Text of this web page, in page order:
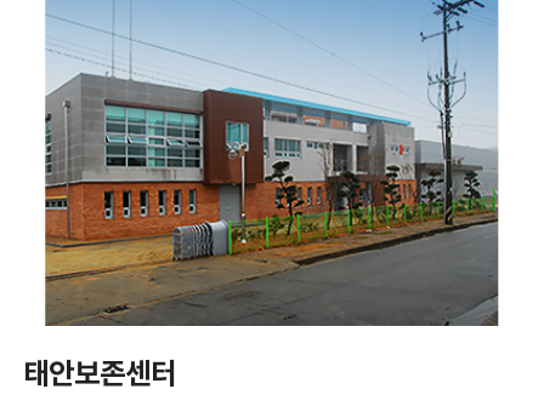
태안보존센터